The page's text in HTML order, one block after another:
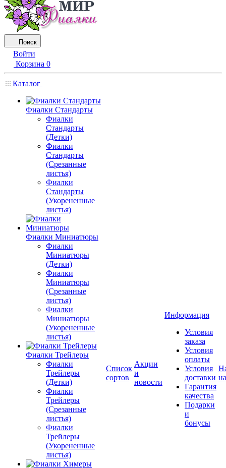
Поиск
Войти
Корзина 0
Каталог
Фиалки Стандарты
Фиалки
Стандарты
(Детки)
Фиалки
Стандарты
(Срезанные
листья)
Фиалки
Стандарты
(Укорененные
листья)
Фиалки Миниатюры
Фиалки
Миниатюры
(Детки)
Фиалки
Миниатюры
(Срезанные
листья)
Фиалки
Миниатюры
(Укорененные
листья)
Фиалки Трейлеры
Фиалки
Трейлеры
(Детки)
Фиалки
Трейлеры
(Срезанные
листья)
Фиалки
Трейлеры
(Укорененные
листья)
Список
сортов
Акции
и
новости
Информация
Условия
заказа
Условия
оплаты
Условия
доставки
Гарантия
качества
Подарки
и
бонусы